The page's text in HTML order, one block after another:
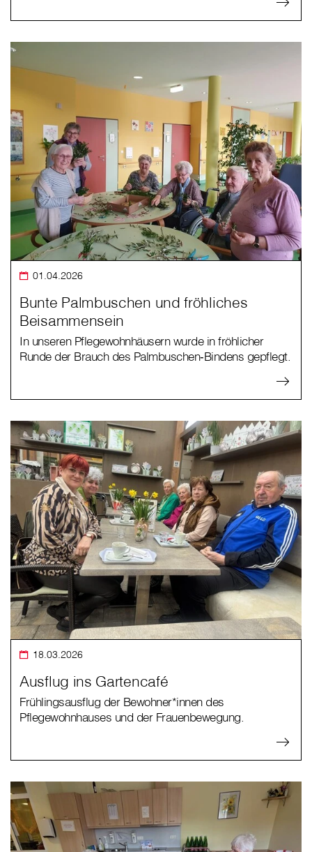
01.04.2026
Bunte Palmbuschen und fröhliches
Beisammensein
In unseren Pflegewohnhäusern wurde in fröhlicher
Runde der Brauch des Palmbuschen‑Bindens gepflegt.
18.03.2026
Ausflug ins Gartencafé
Frühlingsausflug der Bewohner*innen des
Pflegewohnhauses und der Frauenbewegung.